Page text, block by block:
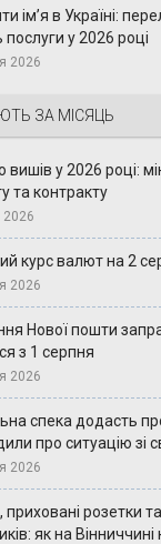
ім’я в Україні:
послуги у 2026 році
2026
ЗА МІСЯЦЬ
вишів у 2026 році:
та контракту
2026
курс валют на 2
2026
Нової пошти
з 1 серпня
2026
спека додасть
про ситуацію зі
2026
приховані розетки
як на Вінниччині